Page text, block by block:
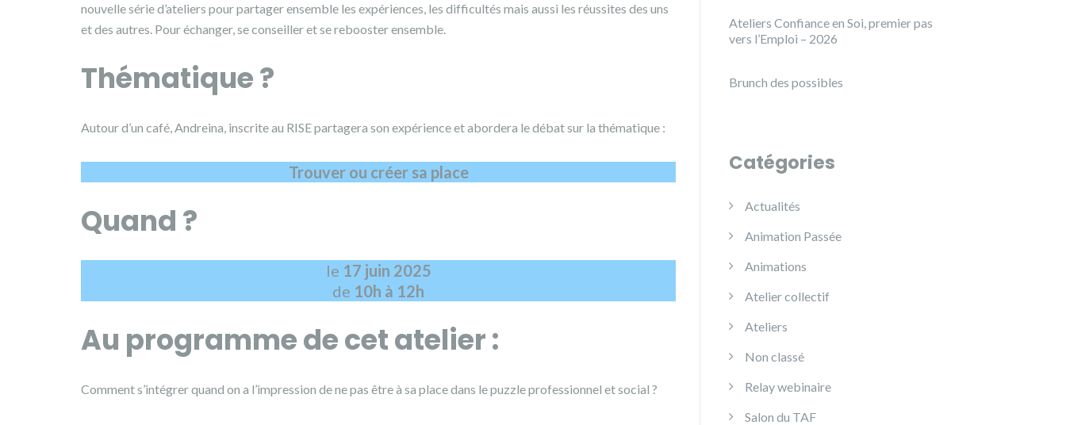
nouvelle série d’ateliers pour partager ensemble les expériences, les difficultés mais aussi les réussites des uns
et des autres. Pour échanger, se conseiller et se rebooster ensemble.
Thématique ?
Autour d’un café, Andreina, inscrite au RISE partagera son expérience et abordera le débat sur la thématique :
Trouver ou créer sa place
Quand ?
le 17 juin 2025
de 10h à 12h
Au programme de cet atelier :
Comment s’intégrer quand on a l’impression de ne pas être à sa place dans le puzzle professionnel et social ?
Ateliers Confiance en Soi, premier pas
vers l’Emploi – 2026
Brunch des possibles
Catégories
Actualités
Animation Passée
Animations
Atelier collectif
Ateliers
Non classé
Relay webinaire
Salon du TAF